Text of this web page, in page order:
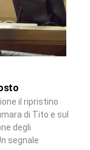
il ripristino
di Tito e sul
degli
segnale